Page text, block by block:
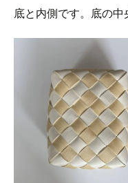
底と内側です。底の中